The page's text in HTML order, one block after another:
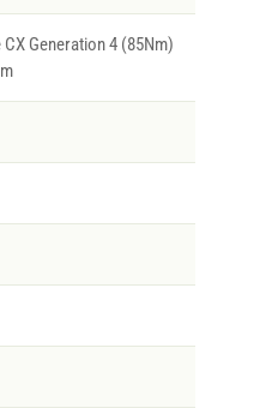
Generation 4 (85Nm)